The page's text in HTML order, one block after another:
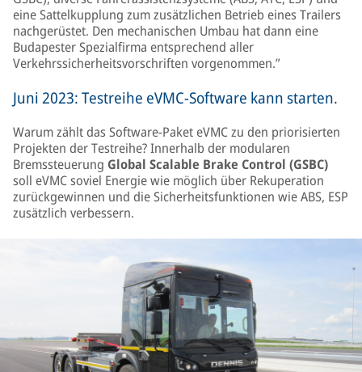
eine Sattelkupplung zum zusätzlichen Betrieb eines Trailers
nachgerüstet. Den mechanischen Umbau hat dann eine
Budapester Spezialfirma entsprechend aller
Verkehrssicherheitsvorschriften vorgenommen.”
Juni 2023: Testreihe eVMC-Software kann starten.
Warum zählt das Software-Paket eVMC zu den priorisierten
Projekten der Testreihe? Innerhalb der modularen
Bremssteuerung Global Scalable Brake Control (GSBC)
soll eVMC soviel Energie wie möglich über Rekuperation
zurückgewinnen und die Sicherheitsfunktionen wie ABS, ESP
zusätzlich verbessern.